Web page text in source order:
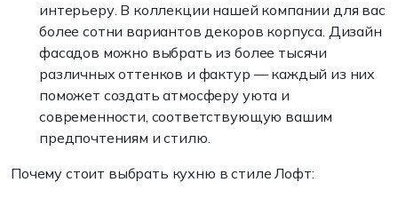
интерьеру. В коллекции нашей компании для вас
более сотни вариантов декоров корпуса. Дизайн
фасадов можно выбрать из более тысячи
различных оттенков и фактур — каждый из них
поможет создать атмосферу уюта и
современности, соответствующую вашим
предпочтениям и стилю.
Почему стоит выбрать кухню в стиле Лофт: